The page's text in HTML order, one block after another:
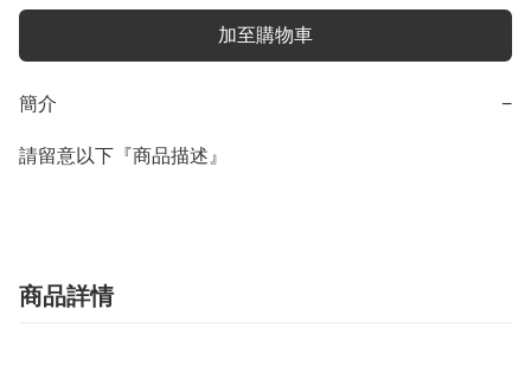
加至購物車
簡介 −
請留意以下『商品描述』
商品詳情